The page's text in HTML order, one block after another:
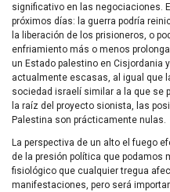
significativo en las negociaciones.
próximos días: la guerra podría
la liberación de los prisioneros, o
enfriamiento más o menos
un Estado palestino en Cisjordania
actualmente escasas, al igual que
sociedad israelí similar a la que se
la raíz del proyecto sionista, las
Palestina son prácticamente nulas.
La perspectiva de un alto el fuego
de la presión política que podamos
fisiológico que cualquier tregua
manifestaciones, pero será